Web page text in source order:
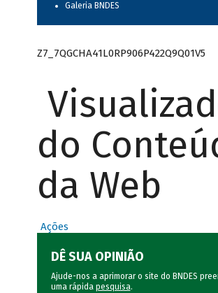
Galeria BNDES
Z7_7QGCHA41L0RP906P422Q9Q01V5
do
da Web
Ações
DÊ SUA OPINIÃO
Ajude-nos a aprimorar o site do BNDES
uma rápida pesquisa.